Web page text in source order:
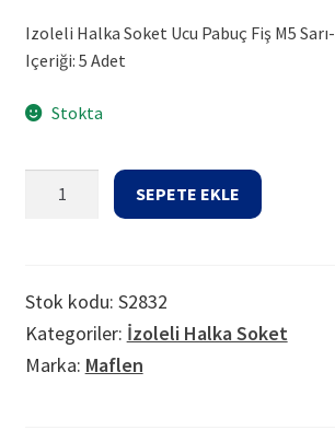
Izoleli Halka Soket Ucu Pabuç Fiş M5
Içeriği: 5 Adet
Stokta
Pabuç
M5
Sarı
SEPETE EKLE
Stok kodu: S2832
Kategoriler: İzoleli Halka Soket
Marka: Maflen